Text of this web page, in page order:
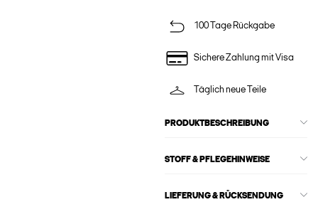
100 Tage Rückgabe
Sichere Zahlung mit Visa
Täglich neue Teile
PRODUKTBESCHREIBUNG
STOFF & PFLEGEHINWEISE
LIEFERUNG & RÜCKSENDUNG